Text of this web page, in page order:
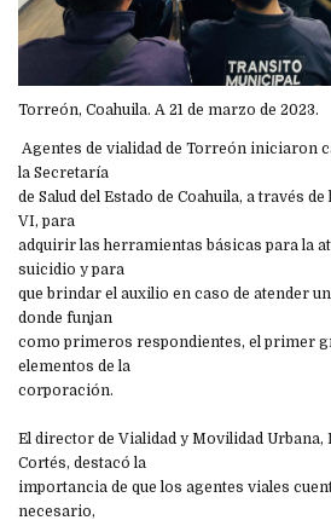
Torreón, Coahuila. A 21 de marzo de 2023.
Agentes de vialidad de Torreón iniciaron
la Secretaría
de Salud del Estado de Coahuila, a través
VI, para
adquirir las herramientas básicas para la
suicidio y para
que brindar el auxilio en caso de atender
donde funjan
como primeros respondientes, el primer
elementos de la
corporación.
El director de Vialidad y Movilidad
Cortés, destacó la
importancia de que los agentes viales
necesario,